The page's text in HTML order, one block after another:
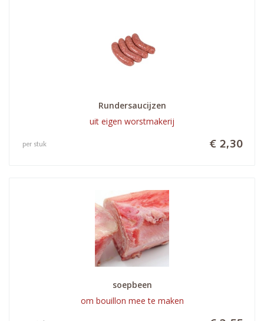
Rundersaucijzen
uit eigen worstmakerij
€ 2,30
per stuk
soepbeen
om bouillon mee te maken